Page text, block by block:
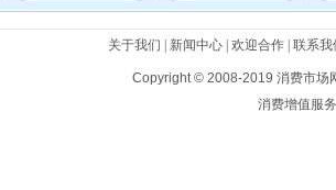
关于我们 新闻中心 欢迎合作 联系我
Copyright © 2008-2019 消费市场
消费增值服